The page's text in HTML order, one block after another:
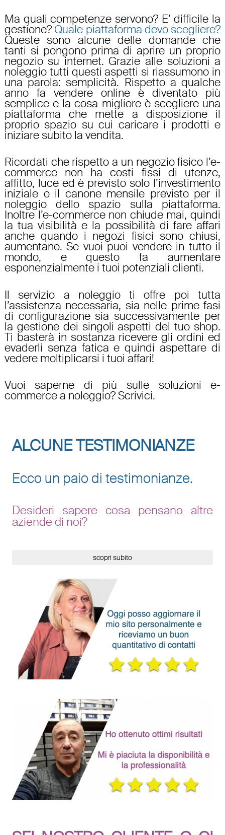
Ma quali competenze servono? E’ difficile la
gestione? Quale piattaforma devo scegliere?
Queste sono alcune delle domande che
tanti si pongono prima diaprire un proprio
negozio su internet. Grazie alle soluzioni a
noleggio tutti questi aspetti si riassumono in
una parola: semplicità. Rispetto a qualche
anno fa vendere online è diventato più
semplice e la cosa migliore è scegliere una
piattaforma che mette a disposizione il
proprio spazio su cui caricare i prodotti e
iniziare subito la vendita.
Ricordati che rispetto a un negozio fisico l’e-
commerce non ha costi fissi di utenze,
affitto, luce ed è previsto solo l’investimento
iniziale o il canone mensile previsto per il
noleggio dello spazio sulla piattaforma.
Inoltre l’e-commerce non chiude mai, quindi
la tua visibilità e la possibilità di fare affari
anche quando i negozi fisici sono chiusi,
aumentano. Se vuoi puoi vendere in tutto il
mondo, e questo fa aumentare
esponenzialmente i tuoi potenziali clienti.
Il servizio a noleggio ti offre poi tutta
l’assistenza necessaria, sia nelle prime fasi
di configurazione sia successivamente per
la gestione dei singoli aspetti del tuo shop.
Ti basterà in sostanza ricevere gli ordini ed
evaderli senza fatica e quindi aspettare di
vedere moltiplicarsi i tuoi affari!
Vuoi saperne di più sulle soluzioni e-
commerce a noleggio? Scrivici.
ALCUNE TESTIMONIANZE
Ecco un paio di testimonianze.
Desideri sapere cosa pensano altre
aziende di noi?
scopri subito